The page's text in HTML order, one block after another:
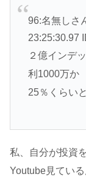
96:名無しさ
23:25:30.97
２億インデ
利1000万か
25％くらい
私、自分が投資
Youtube見てい